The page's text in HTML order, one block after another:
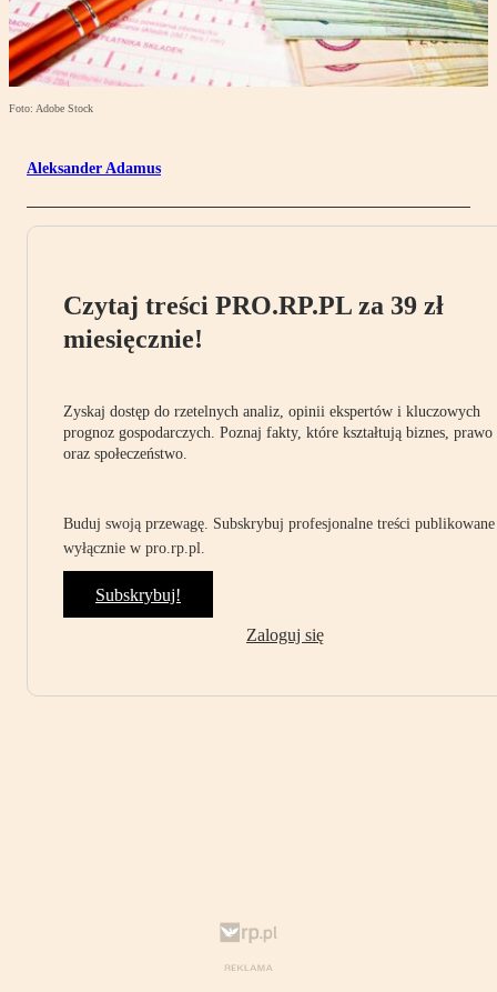
Foto: Adobe Stock
Aleksander Adamus
Czytaj treści PRO.RP.PL za 39 zł
miesięcznie!
Zyskaj dostęp do rzetelnych analiz, opinii ekspertów i kluczowych
prognoz gospodarczych. Poznaj fakty, które kształtują biznes, prawo
oraz społeczeństwo.
Buduj swoją przewagę. Subskrybuj profesjonalne treści publikowane
wyłącznie w pro.rp.pl.
Subskrybuj!
Zaloguj się